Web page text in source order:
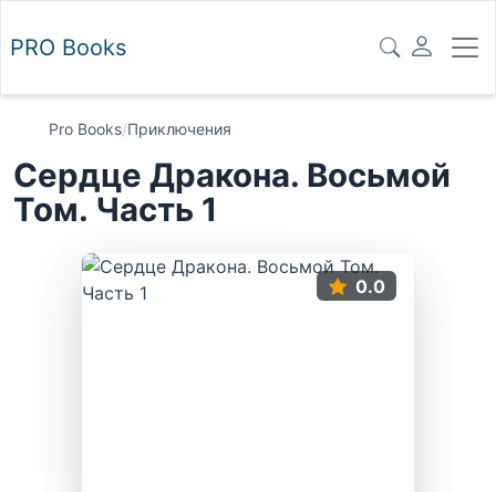
PRO Books
Pro Books/Приключения
Сердце Дракона. Восьмой
Том. Часть 1
0.0